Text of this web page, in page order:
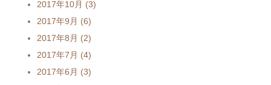
2017年10月 (3)
2017年9月 (6)
2017年8月 (2)
2017年7月 (4)
2017年6月 (3)